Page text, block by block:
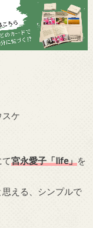
ケ
宮永愛子「life」を
える、シンプルで